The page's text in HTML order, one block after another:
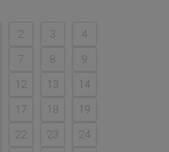
2 3
4
7 8
9
12 13
14
17 18
19
22 23
24